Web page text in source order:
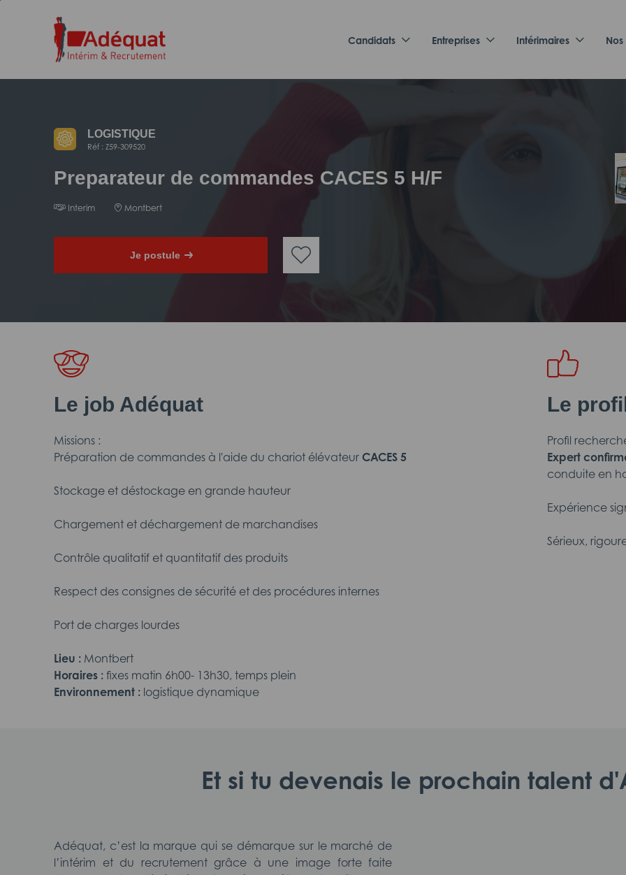
navigation
Candidats Entreprises Intérimaires
LOGISTIQUE
Réf : Z59-309520
Preparateur de commandes CACES 5 H/F
Interim Montbert
Je postule
Le job Adéquat
Missions :
Préparation de commandes à l'aide du chariot élévateur CACES 5
Stockage et déstockage en grande hauteur
Chargement et déchargement de marchandises
Contrôle qualitatif et quantitatif des produits
Respect des consignes de sécurité et des procédures internes
Port de charges lourdes
Lieu : Montbert
Horaires : fixes matin 6h00- 13h30, temps plein
Environnement : logistique dynamique
Le
Profil
Expert
conduite en
Expérience
Sérieux,
Et si tu devenais le prochain talent
Adéquat, c’est la marque qui se démarque sur le marché de
l’intérim et du recrutement grâce à une image forte faite